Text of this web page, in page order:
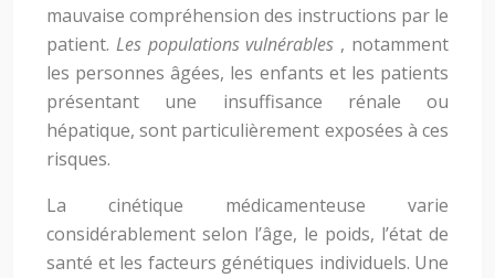
mauvaise compréhension des instructions par le
patient. Les populations vulnérables , notamment
les personnes âgées, les enfants et les patients
présentant une insuffisance rénale ou
hépatique, sont particulièrement exposées à ces
risques.
La cinétique médicamenteuse varie
considérablement selon l’âge, le poids, l’état de
santé et les facteurs génétiques individuels. Une